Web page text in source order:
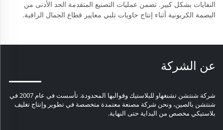
النفايات بشكل كبير. تضمن عمليات التصنيع المتقدمة الحد الأدنى من
البصمة الكربونية أثناء إنتاج حاويات تلبي معايير قطاع الجمال الراقية.
عن الشركة
شركة شنتشن تشنغهاو للبلاستيك وقوالبها المحدودة. تأسست في عام 2007 في
شنتشن بالصين، ونحن شركة مصنعة معتمدة متخصصة في تطوير وإنتاج تغليف
بلاستيكي مخصص من البداية حتى النهاية.